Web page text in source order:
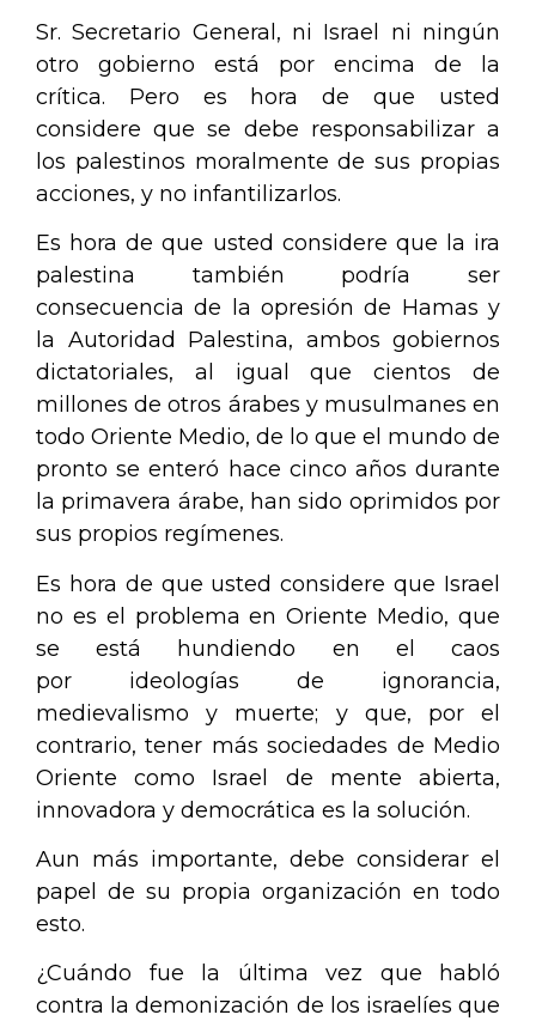
Sr. Secretario General, ni Israel ni ningún
otro gobierno está por encima de la
crítica. Pero es hora de que usted
considere que se debe responsabilizar a
los palestinos moralmente de sus propias
acciones, y no infantilizarlos.
Es hora de que usted considere que la ira
palestina también podría ser
consecuencia de la opresión de Hamas y
la Autoridad Palestina, ambos gobiernos
dictatoriales, al igual que cientos de
millones de otros árabes y musulmanes en
todo Oriente Medio, de lo que el mundo de
pronto se enteró hace cinco años durante
la primavera árabe, han sido oprimidos por
sus propios regímenes.
Es hora de que usted considere que Israel
no es el problema en Oriente Medio, que
se está hundiendo en el caos
por ideologías de ignorancia,
medievalismo y muerte; y que, por el
contrario, tener más sociedades de Medio
Oriente como Israel de mente abierta,
innovadora y democrática es la solución.
Aun más importante, debe considerar el
papel de su propia organización en todo
esto.
¿Cuándo fue la última vez que habló
contra la demonización de los israelíes que